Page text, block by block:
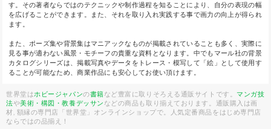
す。その著者ならではのテクニックや制作過程を知ることにより、自分の表現の幅
を広げることができます。また、それを取り入れ実践する事で画力の向上が得られ
ます。
また、ポーズ集や背景集はマニアックなものが掲載されていることも多く、実際に
見る事が適わない風景・モチーフの貴重な資料となります。中でもマール社の背景
カタログシリーズは、掲載写真やデータをトレース・模写して「絵」として使用す
ることが可能なため、商業作品にも安心してお使い頂けます。
世界堂はホビージャパンの書籍など豊富に取りそろえる通販サイトです。マンガ技
法や美術・構図・教養デッサン などの商品も取り揃えております。通販購入は画
材, 額縁の専門店「世界堂」オンラインショップで。人気定番商品をはじめ専門店
ならではの品揃え！